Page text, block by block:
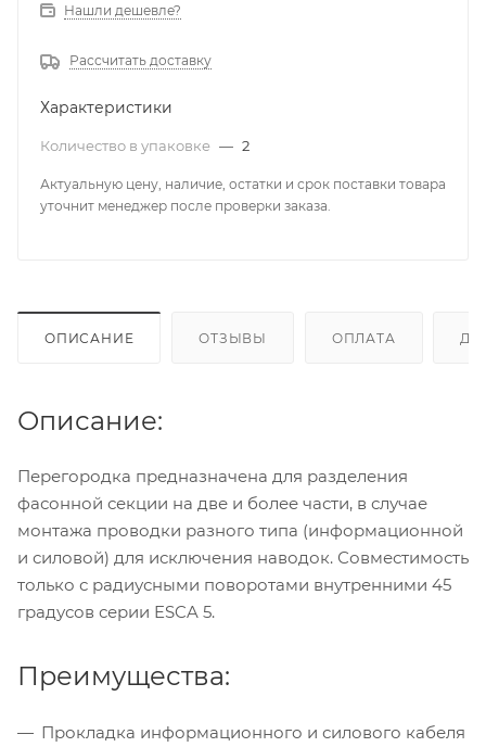
Нашли дешевле?
Рассчитать доставку
Характеристики
Количество в упаковке — 2
Актуальную цену, наличие, остатки и срок поставки товара
уточнит менеджер после проверки заказа.
ОПИСАНИЕ ОТЗЫВЫ ОПЛАТА
Описание:
Перегородка предназначена для разделения
фасонной секции на две и более части, в случае
монтажа проводки разного типа (информационной
и силовой) для исключения наводок. Совместимость
только с радиусными поворотами внутренними 45
градусов серии ESCA 5.
Преимущества:
Прокладка информационного и силового кабеля